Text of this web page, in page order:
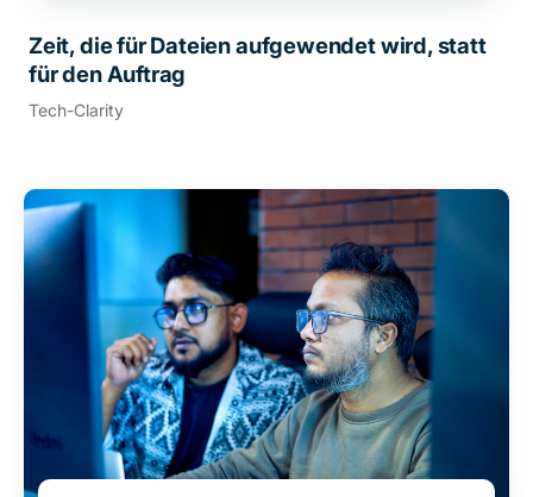
Zeit, die für Dateien aufgewendet wird, statt
für den Auftrag
Tech-Clarity